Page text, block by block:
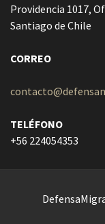
Providencia 1017,
Santiago de Chile
CORREO
TELÉFONO
+56 224054353